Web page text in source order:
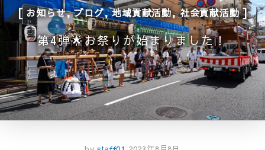
お知らせ,ブログ,地域貢献活動,社会貢献活動
第4弾🌟お祭りが始まりました！